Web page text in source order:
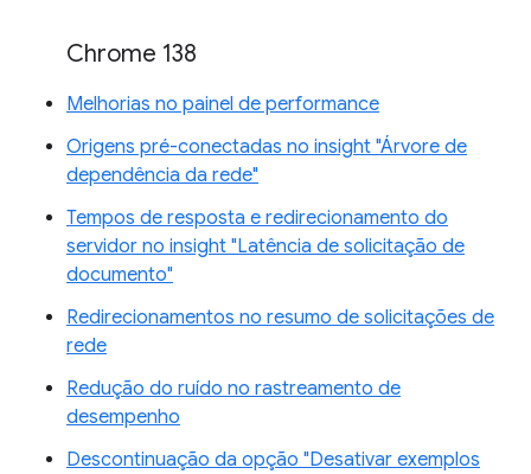
Chrome 138
Melhorias no painel de performance
Origens pré-conectadas no insight "Árvore de
dependência da rede"
Tempos de resposta e redirecionamento do
servidor no insight "Latência de solicitação de
documento"
Redirecionamentos no resumo de solicitações de
rede
Redução do ruído no rastreamento de
desempenho
Descontinuação da opção "Desativar exemplos